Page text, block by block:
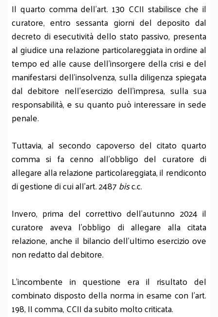
Il quarto comma dell’art. 130 CCII stabilisce che il
curatore, entro sessanta giorni del deposito dal
decreto di esecutività dello stato passivo, presenta
al giudice una relazione particolareggiata in ordine al
tempo ed alle cause dell’insorgere della crisi e del
manifestarsi dell’insolvenza, sulla diligenza spiegata
dal debitore nell’esercizio dell’impresa, sulla sua
responsabilità, e su quanto può interessare in sede
penale.
Tuttavia, al secondo capoverso del citato quarto
comma si fa cenno all’obbligo del curatore di
allegare alla relazione particolareggiata, il rendiconto
di gestione di cui all’art. 2487bisc.c.
Invero, prima del correttivo dell’autunno 2024 il
curatore aveva l’obbligo di allegare alla citata
relazione, anche il bilancio dell’ultimo esercizio ove
non redatto dal debitore.
L’incombente in questione era il risultato del
combinato disposto della norma in esame con l’art.
198, II comma, CCII da subito molto criticata.